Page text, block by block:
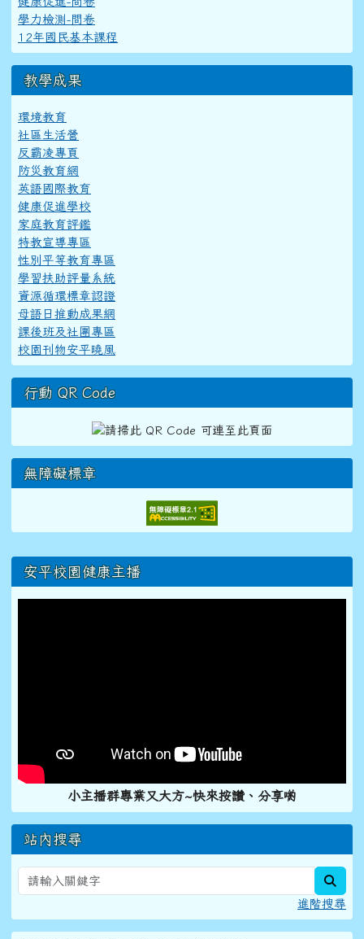
學力檢測-問卷
12年國民基本課程
教學成果
環境教育
社區生活營
反霸凌專頁
防災教育網
英語國際教育
健康促進學校
家庭教育評鑑
特教宣導專區
性別平等教育專區
學習扶助評量系統
資源循環標章認證
母語日推動成果網
課後班及社團專區
校園刊物安平曉風
行動 QR Code
無障礙標章
右邊區域內容
安平校園健康主播
小主播群專業又大方~快來按讚、分享喲
站內搜尋
進階搜尋